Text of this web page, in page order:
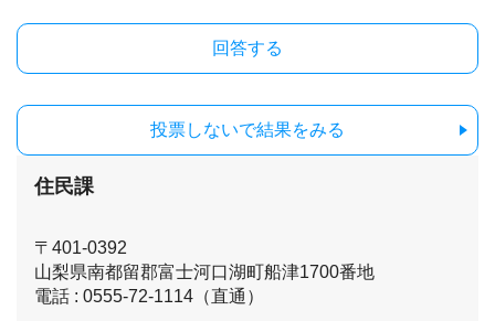
投票しないで結果をみる
住民課
〒401-0392
山梨県南都留郡富士河口湖町船津1700番地
電話 : 0555-72-1114（直通）